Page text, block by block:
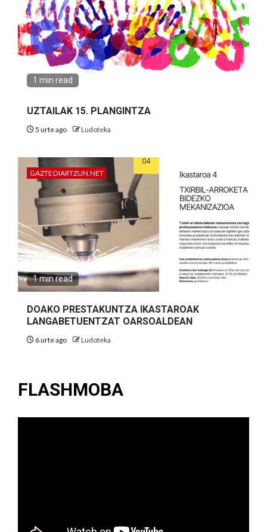
1 min read
UZTAILAK 15. PLANGINTZA
5 urte ago Ludoteka
GAZTEOIARTZUN.NET
1 min read
DOAKO PRESTAKUNTZA IKASTAROAK
LANGABETUENTZAT OARSOALDEAN
6 urte ago Ludoteka
FLASHMOBA